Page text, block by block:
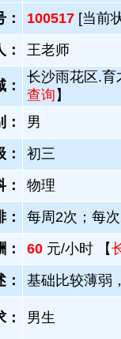
100517 [当前
王老师
长沙雨花区.育
查询 】
男
初三
物理
每周2次；每
60 元/小时 【
基础比较薄弱
男生